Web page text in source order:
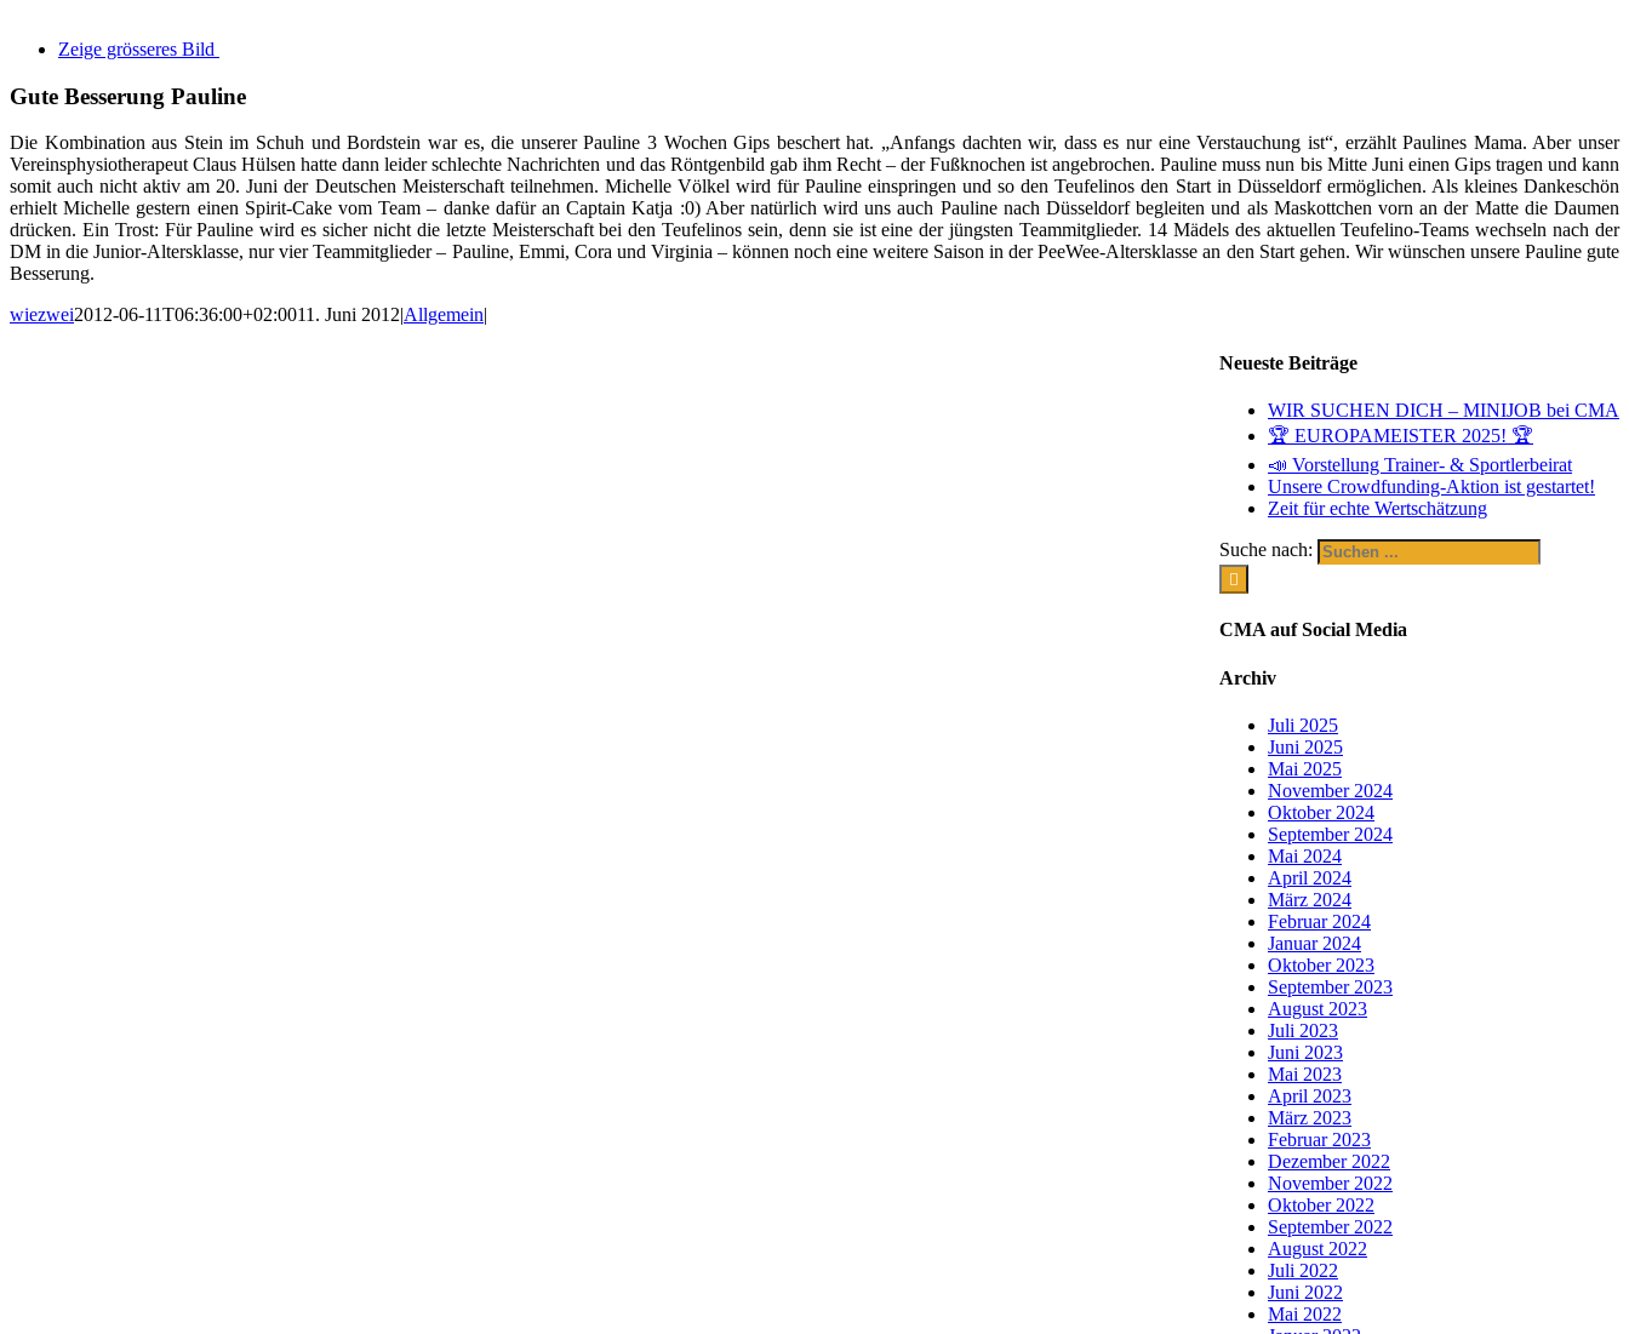
Zeige grösseres Bild
Gute Besserung Pauline
Die Kombination aus Stein im Schuh und Bordstein war es, die unserer Pauline 3 Wochen Gips beschert hat. „Anfangs dachten wir, dass es nur eine Verstauchung ist“, erzählt Paulines Mama. Aber unser
Vereinsphysiotherapeut Claus Hülsen hatte dann leider schlechte Nachrichten und das Röntgenbild gab ihm Recht – der Fußknochen ist angebrochen. Pauline muss nun bis Mitte Juni einen Gips tragen und kann
somit auch nicht aktiv am 20. Juni der Deutschen Meisterschaft teilnehmen. Michelle Völkel wird für Pauline einspringen und so den Teufelinos den Start in Düsseldorf ermöglichen. Als kleines Dankeschön
erhielt Michelle gestern einen Spirit-Cake vom Team – danke dafür an Captain Katja :0) Aber natürlich wird uns auch Pauline nach Düsseldorf begleiten und als Maskottchen vorn an der Matte die Daumen
drücken. Ein Trost: Für Pauline wird es sicher nicht die letzte Meisterschaft bei den Teufelinos sein, denn sie ist eine der jüngsten Teammitglieder. 14 Mädels des aktuellen Teufelino-Teams wechseln nach der
DM in die Junior-Altersklasse, nur vier Teammitglieder – Pauline, Emmi, Cora und Virginia – können noch eine weitere Saison in der PeeWee-Altersklasse an den Start gehen. Wir wünschen unsere Pauline gute
Besserung.
wiezwei2012-06-11T06:36:00+02:0011. Juni 2012|Allgemein|
Neueste Beiträge
WIR SUCHEN DICH – MINIJOB bei CMA
🏆 EUROPAMEISTER 2025! 🏆
📣 Vorstellung Trainer- & Sportlerbeirat
Unsere Crowdfunding-Aktion ist gestartet!
Zeit für echte Wertschätzung
Suche nach:
CMA auf Social Media
Archiv
Juli 2025
Juni 2025
Mai 2025
November 2024
Oktober 2024
September 2024
Mai 2024
April 2024
März 2024
Februar 2024
Januar 2024
Oktober 2023
September 2023
August 2023
Juli 2023
Juni 2023
Mai 2023
April 2023
März 2023
Februar 2023
Dezember 2022
November 2022
Oktober 2022
September 2022
August 2022
Juli 2022
Juni 2022
Mai 2022